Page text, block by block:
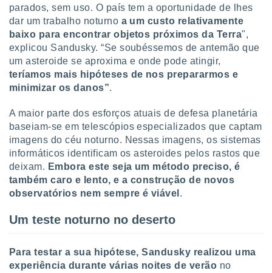
cookies
o
ou
Pode
ao
através
nós e
únicos
parados, sem uso. O país tem a oportunidade de lhes
dar um trabalho noturno a um custo relativamente
baixo para encontrar objetos próximos da Terra",
explicou Sandusky. “Se soubéssemos de antemão que
um asteroide se aproxima e onde pode atingir,
teríamos mais hipóteses de nos prepararmos e
minimizar os danos”.
A maior parte dos esforços atuais de defesa planetária
baseiam-se em telescópios especializados que captam
imagens do céu noturno. Nessas imagens, os sistemas
informáticos identificam os asteroides pelos rastos que
deixam. Embora este seja um método preciso, é
também caro e lento, e a construção de novos
observatórios nem sempre é viável .
Um teste noturno no deserto
Para testar a sua hipótese, Sandusky realizou uma
experiência durante várias noites de verão no